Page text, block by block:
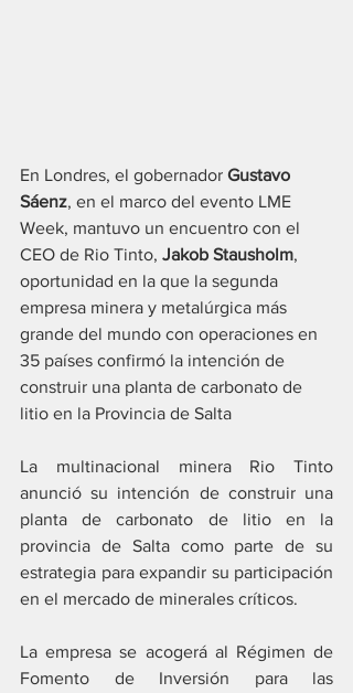
En Londres, el gobernador Gustavo
Sáenz, en el marco del evento LME
Week, mantuvo un encuentro con el
CEO de Rio Tinto, Jakob Stausholm,
oportunidad en la que la segunda
empresa minera y metalúrgica más
grande del mundo con operaciones en
35 países confirmó la intención de
construir una planta de carbonato de
litio en la Provincia de Salta
La multinacional minera Rio Tinto
anunció su intención de construir una
planta de carbonato de litio en la
provincia de Salta como parte de su
estrategia para expandir su participación
en el mercado de minerales críticos.
La empresa se acogerá al Régimen de
Fomento de Inversión para las